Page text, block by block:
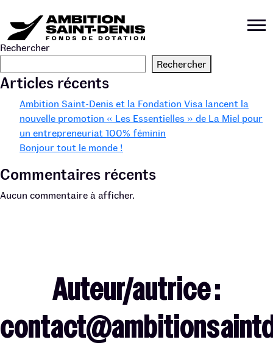
Rechercher
Rechercher
Articles récents
Ambition Saint-Denis et la Fondation Visa lancent la
nouvelle promotion « Les Essentielles » de La Miel pour
un entrepreneuriat 100% féminin
Bonjour tout le monde !
Commentaires récents
Aucun commentaire à afficher.
Auteur/autrice :